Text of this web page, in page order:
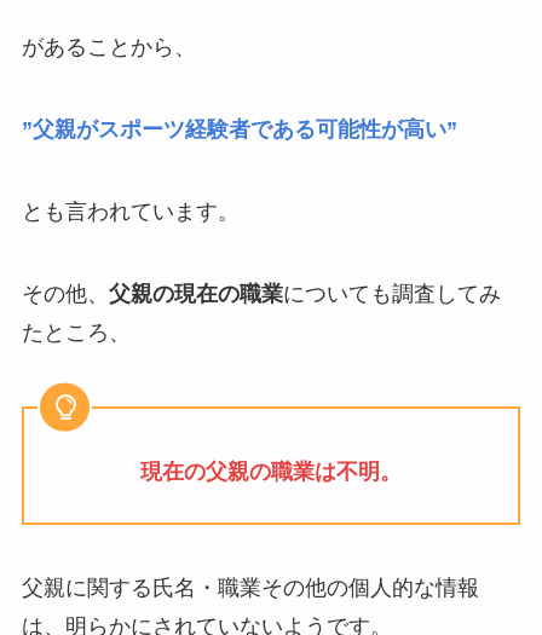
があることから、
”父親がスポーツ経験者である可能性が高い”
とも言われています。
その他、 父親の現在の職業についても調査してみ
たところ、
現在の父親の職業は不明。
父親に関する氏名・職業その他の個人的な情報
は、明らかにされていないようです。